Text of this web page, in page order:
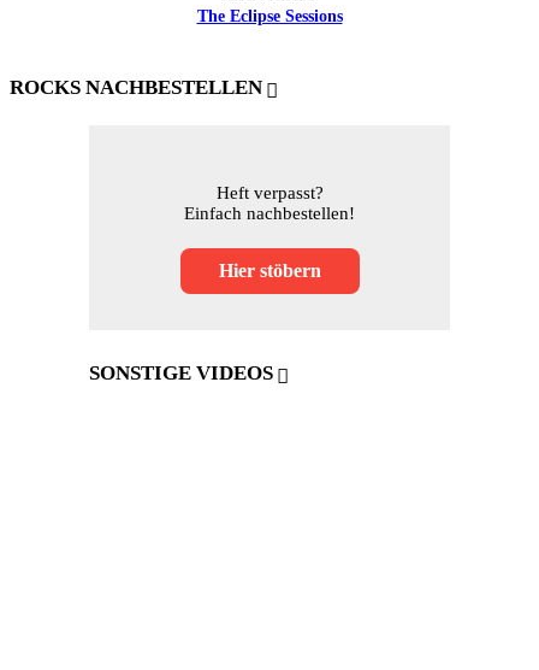
The Eclipse Sessions
ROCKS NACHBESTELLEN
Heft verpasst?
Einfach nachbestellen!
Hier stöbern
SONSTIGE VIDEOS